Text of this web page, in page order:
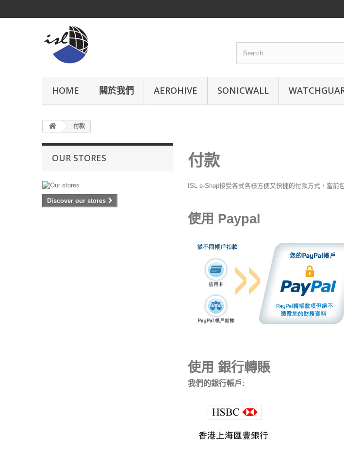
HOME 關於我們 AEROHIVE SONICWALL
付款
OUR STORES
Discover our stores
付款
ISL e-Shop接受各式各樣方便又快捷的付款方式，當
使用 Paypal
使用 銀行轉賬
我們的銀行帳戶: